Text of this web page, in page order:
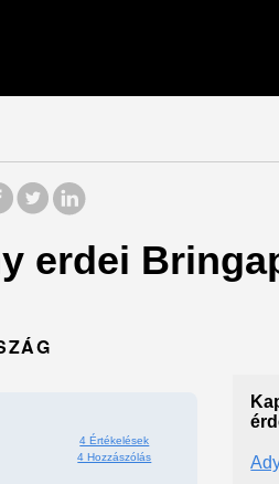
erdei
4 Értékelések
4 Hozzászólás